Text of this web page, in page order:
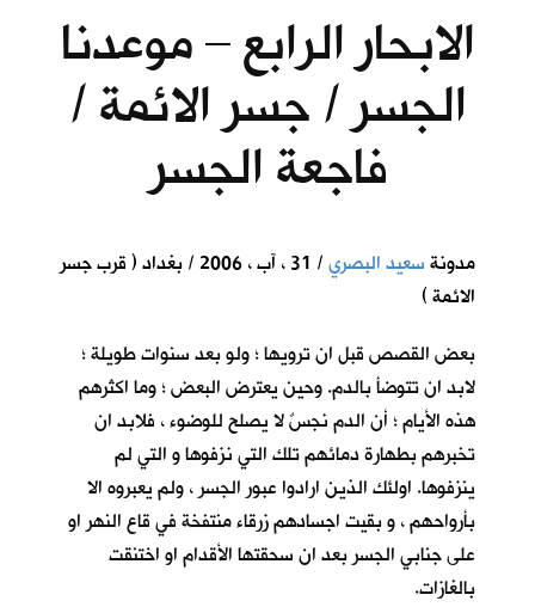
الابحار الرابع – موعدنا
الجسر / جسر الائمة /
فاجعة الجسر
مدونةسعيد البصري
/ 31 ، آب ، 2006 / بغداد ( قرب جسر
الائمة )
بعض القصص قبل ان ترويها ؛ ولو بعد سنوات طويلة ؛
لابد ان تتوضأ بالدم. وحين يعترض البعض ؛ وما اكثرهم
هذه الأيام ؛ أن الدم نجسٌ لا يصلح للوضوء ، فلابد ان
تخبرهم بطهارة دمائهم تلك التي نزفوها و التي لم
ينزفوها. اولئك الذين ارادوا عبور الجسر ، ولم يعبروه الا
بأرواحهم ، و بقيت اجسادهم زرقاء منتفخة في قاع النهر او
على جنابي الجسر بعد ان سحقتها الأقدام او اختنقت
بالغازات.